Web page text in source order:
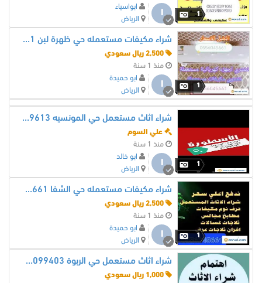
1
ابواسياء
الرياض
1
شراء مكيفات مستعمله حي ظهرة لبن 0556045661
منذ 1 سنة
ابو حميدة
الرياض
1
شراء اثاث مستعمل حي المونسيه 0530609613
علي السوم
منذ 1 سنة
ابو خالد
الرياض
1
شراء مكيفات مستعمله حي الشفا 0556045661
منذ 1 سنة
ابو حميدة
الرياض
شراء اثاث مستعمل حي الربوة 0530099403